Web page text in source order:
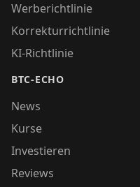
Werberichtlinie
Korrekturrichtlinie
KI-Richtlinie
BTC-ECHO
News
Kurse
Investieren
Reviews